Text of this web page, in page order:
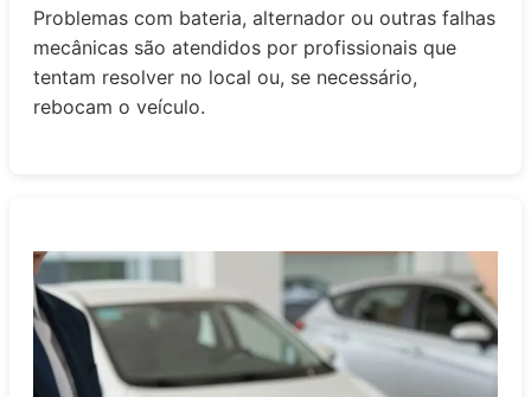
Problemas com bateria, alternador ou outras falhas
mecânicas são atendidos por profissionais que
tentam resolver no local ou, se necessário,
rebocam o veículo.